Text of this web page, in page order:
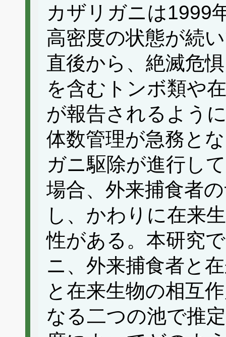
カザリガニは1999
高密度の状態が続
直後から、絶滅危
を含むトンボ類や
が報告されるよう
体数管理が急務と
ガニ駆除が進行し
場合、外来捕食者
し、かわりに在来
性がある。本研究
ニ、外来捕食者と
と在来生物の相互
なる二つの池で推